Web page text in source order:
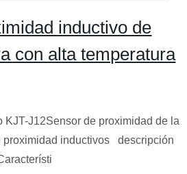
inductivo de
con alta temperatura
KJT-J12Sensor de proximidad de la
proximidad inductivos descripción